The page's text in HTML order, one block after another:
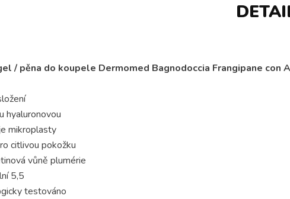
/ pěna do koupele Dermomed Bagnodoccia Frangipane con
hyaluronovou
mikroplasty
citlivou pokožku
vůně plumérie
5,5
testováno